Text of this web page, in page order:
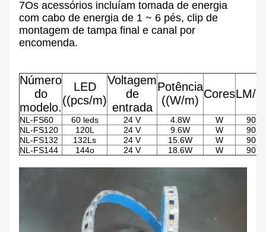
7Os acessórios incluíam tomada de energia
com cabo de energia de 1 ~ 6 pés, clip de
montagem de tampa final e canal por
encomenda.
Número
do
modelo.
LED
((pcs/m)
Voltagem
de
entrada
Potência
((W/m) CoresLM/M
NL-FS60 60 leds 24 V 4.8W W
90
NL-FS120
120L 24 V 9.6W W
90
NL-FS132
132Ls 24 V 15.6W W
90
NL-FS144
144o 24 V 18.6W W 90